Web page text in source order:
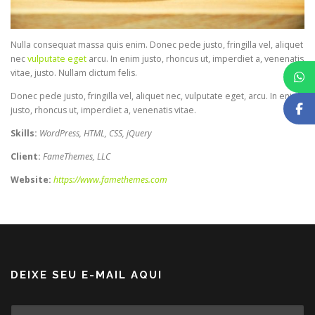
Nulla consequat massa quis enim. Donec pede justo, fringilla vel, aliquet
necvulputate eget arcu. In enim justo, rhoncus ut, imperdiet a, venenatis
vitae, justo. Nullam dictum felis.
Donec pede justo, fringilla vel, aliquet nec, vulputate eget, arcu. In enim
justo, rhoncus ut, imperdiet a, venenatis vitae.
Skills: WordPress, HTML, CSS, jQuery
Client: FameThemes, LLC
Website: https://www.famethemes.com
DEIXE SEU E-MAIL AQUI
E